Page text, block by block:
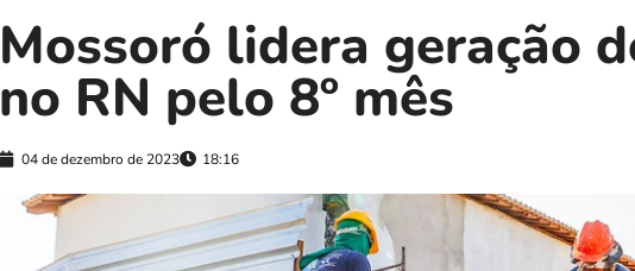
Mossoró lidera geração
no RN pelo 8º mês
04 de dezembro de 2023 18:16